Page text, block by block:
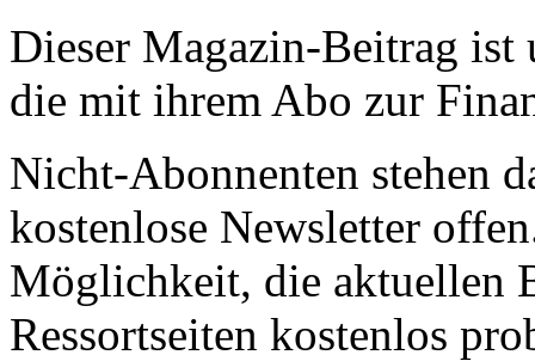
Dieser Magazin-Beitrag ist
die mit ihrem Abo zur
Nicht-Abonnenten stehen
kostenlose Newsletter
Möglichkeit, die aktuellen
Ressortseiten kostenlos